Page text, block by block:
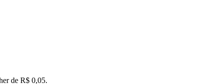
de R$ 0,05.